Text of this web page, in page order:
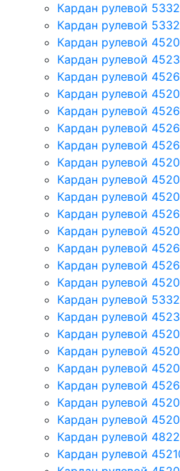
Кардан рулевой
Кардан рулевой
Кардан рулевой
Кардан рулевой
Кардан рулевой
Кардан рулевой
Кардан рулевой
Кардан рулевой
Кардан рулевой
Кардан рулевой
Кардан рулевой
Кардан рулевой
Кардан рулевой
Кардан рулевой
Кардан рулевой
Кардан рулевой
Кардан рулевой
Кардан рулевой
Кардан рулевой
Кардан рулевой
Кардан рулевой
Кардан рулевой
Кардан рулевой
Кардан рулевой
Кардан рулевой
Кардан рулевой
Кардан рулевой